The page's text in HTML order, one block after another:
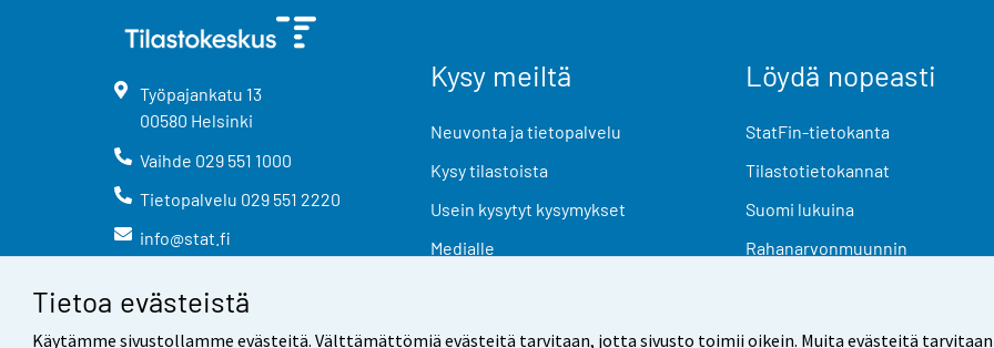
Tietoa evästeistä
Käytämme sivustollamme evästeitä. Välttämättömiä evästeitä tarvitaan, jotta sivusto toimii oikein. Muita evästeitä
Työpajankatu 13
00580 Helsinki
Vaihde 029 551 1000
Tietopalvelu 029 551 2220
info@stat.fi
Kysy meiltä
Neuvonta ja tietopalvelu
Kysy tilastoista
Usein kysytyt kysymykset
Medialle
Löydä nopeasti
StatFin-tietokanta
Tilastotietokannat
Suomi lukuina
Rahanarvonmuunnin